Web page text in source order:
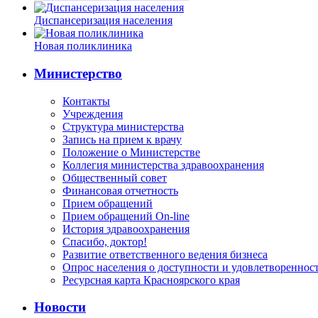
Диспансеризация населения
Новая поликлиника
Министерство
Контакты
Учреждения
Структура министерства
Запись на прием к врачу
Положение о Министерстве
Коллегия министерства здравоохранения
Общественный совет
Финансовая отчетность
Прием обращений
Прием обращений On-line
История здравоохранения
Спасибо, доктор!
Развитие ответственного ведения бизнеса
Опрос населения о доступности и
Ресурсная карта Красноярского края
Новости